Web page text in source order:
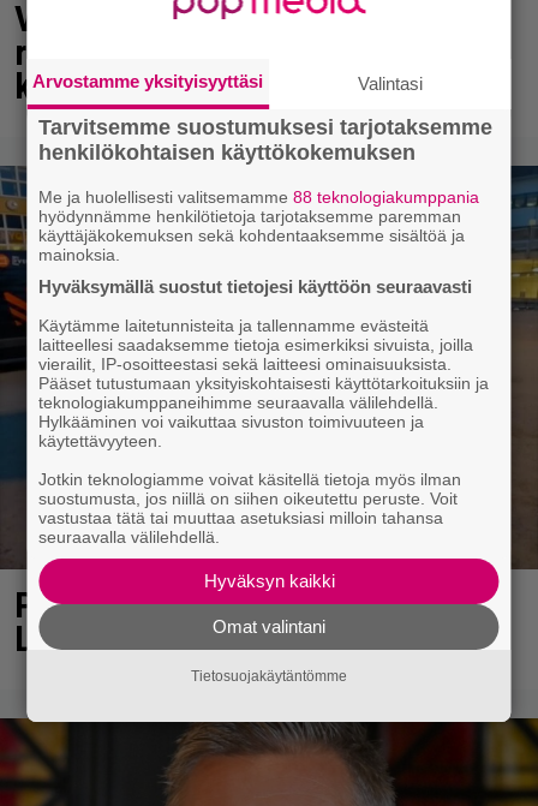
Vappu Pimiä sai huonoa palvelua
ravintolassa – pettyi siellä
kahteen asiaan
Poliisi teki surullisen löydön
Lohjalla
Arvostamme yksityisyyttäsi Valintasi
Tarvitsemme suostumuksesi tarjotaksemme
henkilökohtaisen käyttökokemuksen
Me ja huolellisesti valitsemamme88 teknologiakumppania
hyödynnämme henkilötietoja tarjotaksemme paremman
käyttäjäkokemuksen sekä kohdentaaksemme sisältöä ja
mainoksia.
Hyväksymällä suostut tietojesi käyttöön seuraavasti
Käytämme laitetunnisteita ja tallennamme evästeitä
laitteellesi saadaksemme tietoja esimerkiksi sivuista, joilla
vierailit, IP-osoitteestasi sekä laitteesi ominaisuuksista.
Pääset tutustumaan yksityiskohtaisesti käyttötarkoituksiin ja
teknologiakumppaneihimme seuraavalla välilehdellä.
Hylkääminen voi vaikuttaa sivuston toimivuuteen ja
käytettävyyteen.
Jotkin teknologiamme voivat käsitellä tietoja myös ilman
suostumusta, jos niillä on siihen oikeutettu peruste. Voit
vastustaa tätä tai muuttaa asetuksiasi milloin tahansa
seuraavalla välilehdellä.
Hyväksyn kaikki
Omat valintani
Tietosuojakäytäntömme